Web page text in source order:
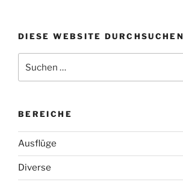
DIESE WEBSITE DURCHSUCHEN
nach:
BEREICHE
Ausflüge
Diverse